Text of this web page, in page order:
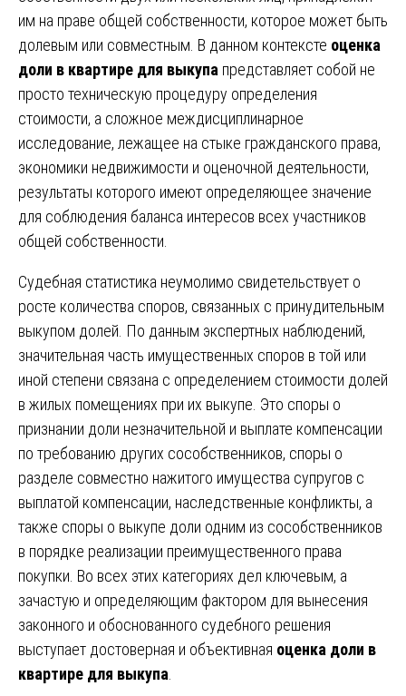
им на праве общей собственности, которое может быть
долевым или совместным. В данном контексте оценка
доли в квартире для выкупа представляет собой не
просто техническую процедуру определения
стоимости, а сложное междисциплинарное
исследование, лежащее на стыке гражданского права,
экономики недвижимости и оценочной деятельности,
результаты которого имеют определяющее значение
для соблюдения баланса интересов всех участников
общей собственности.
Судебная статистика неумолимо свидетельствует о
росте количества споров, связанных с принудительным
выкупом долей. По данным экспертных наблюдений,
значительная часть имущественных споров в той или
иной степени связана с определением стоимости долей
в жилых помещениях при их выкупе. Это споры о
признании доли незначительной и выплате компенсации
по требованию других сособственников, споры о
разделе совместно нажитого имущества супругов с
выплатой компенсации, наследственные конфликты, а
также споры о выкупе доли одним из сособственников
в порядке реализации преимущественного права
покупки. Во всех этих категориях дел ключевым, а
зачастую и определяющим фактором для вынесения
законного и обоснованного судебного решения
выступает достоверная и объективная оценка доли в
квартире для выкупа